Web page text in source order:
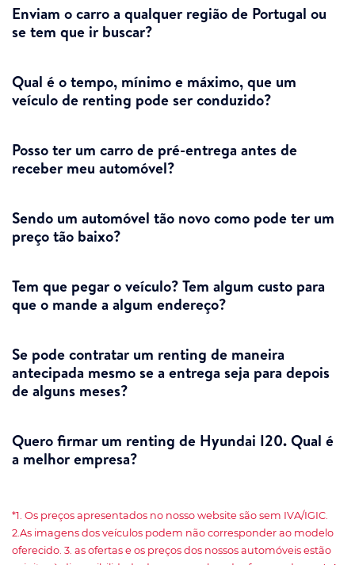
Enviam o carro a qualquer região de Portugal ou
se tem que ir buscar?
Qual é o tempo, mínimo e máximo, que um
veículo de renting pode ser conduzido?
Posso ter um carro de pré-entrega antes de
receber meu automóvel?
Sendo um automóvel tão novo como pode ter um
preço tão baixo?
Tem que pegar o veículo? Tem algum custo para
que o mande a algum endereço?
Se pode contratar um renting de maneira
antecipada mesmo se a entrega seja para depois
de alguns meses?
Quero firmar um renting de Hyundai I20. Qual é
a melhor empresa?
*1. Os preços apresentados no nosso website são sem IVA/IGIC.
2.As imagens dos veículos podem não corresponder ao modelo
oferecido. 3. as ofertas e os preços dos nossos automóveis estão